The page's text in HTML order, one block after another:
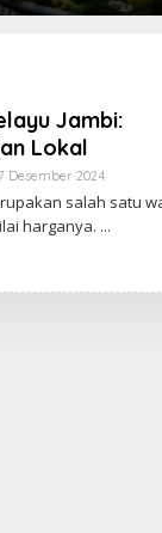
Jambi:
Lokal
7 Desember 2024O
E
I
salah satu
harganya.